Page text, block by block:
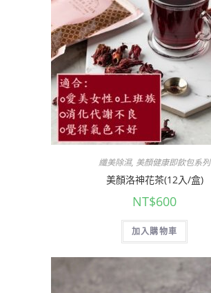
纖美除濕, 美顏健康即飲包系列
美顏洛神花茶(12入/盒)
NT$600
加入購物車